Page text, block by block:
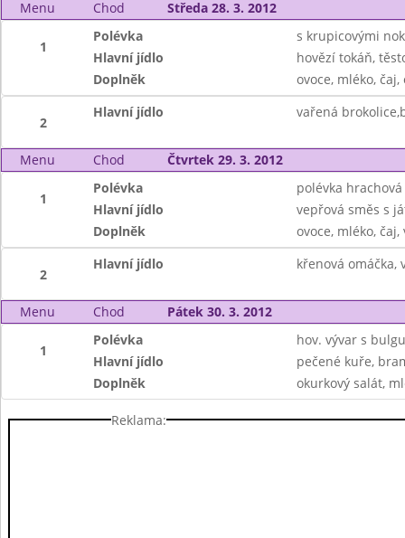
Menu Chod Středa 28. 3. 2012
1
Polévka
s krupicovými
Hlavní jídlo
hovězí tokáň,
Doplněk
ovoce, mléko,
2
Hlavní jídlo vařená
Menu Chod Čtvrtek 29. 3. 2012
1
Polévka
polévka
Hlavní jídlo
vepřová směs s
Doplněk
ovoce, mléko,
2
Hlavní jídlo křenová omáčka,
Menu Chod Pátek 30. 3. 2012
1
Polévka
hov. vývar s
Hlavní jídlo
pečené kuře,
Doplněk
okurkový salát,
Reklama: